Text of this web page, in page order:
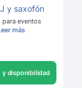
y saxofón
para eventos
más
y disponibilidad